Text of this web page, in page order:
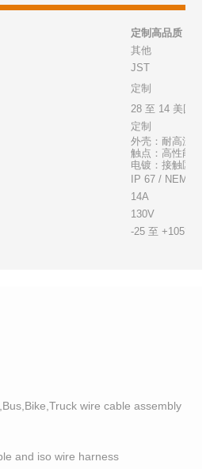
定制高品质 JST
其他
JST
定制
28 至 14 美国线
定制
外壳：耐高温白
触点：高性能铜
电镀：接触区 -
IP 67 / NEMA 6P
14A
130V
-25 至 +105°C
wire cable assembly
and iso wire harness